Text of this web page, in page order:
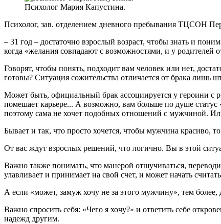
Психолог Мария Капустина.
Психолог, зав. отделением дневного пребывания ТЦСОН
– 31 год – достаточно взрослый возраст, чтобы знать и
когда «желания совпадают с возможностями, и у родителей
Говорят, чтобы понять, подходит вам человек или нет,
готовы? Ситуация сожительства отличается от брака лишь
Может быть, официальный брак ассоциируется у героини с
помешает карьере... А возможно, вам больше по душе статус
поэтому сама не хочет подобных отношений с мужчиной.
Бывает и так, что просто хочется, чтобы мужчина красиво,
От вас ждут взрослых решений, что логично. Вы в этой
Важно также понимать, что манерой отшучиваться,
улавливает и принимает на свой счет, и может начать
А если «может, замуж хочу не за этого мужчину», тем
Важно спросить себя: «Чего я хочу?» и ответить себе
надежд другим.